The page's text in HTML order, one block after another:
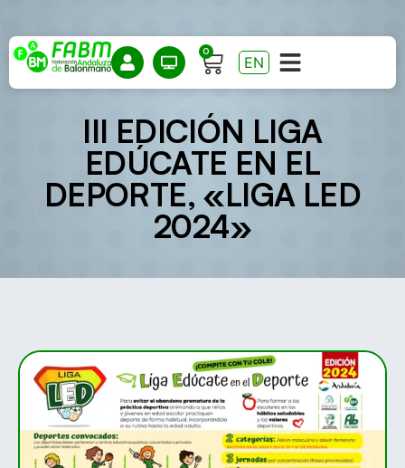
0
EN
III EDICIÓN LIGA
EDÚCATE EN EL
DEPORTE, «LIGA LED
2024»